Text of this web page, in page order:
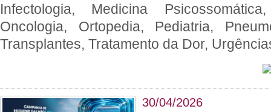
Infectologia, Medicina
Oncologia, Ortopedia, Pediatria,
Transplantes, Tratamento da Dor,
30/04/2026